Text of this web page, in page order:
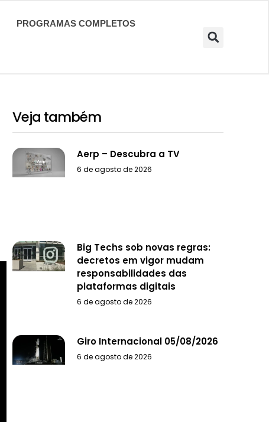
PROGRAMAS COMPLETOS
Veja também
Aerp – Descubra a TV
6 de agosto de 2026
Big Techs sob novas regras:
decretos em vigor mudam
responsabilidades das
plataformas digitais
6 de agosto de 2026
Giro Internacional 05/08/2026
6 de agosto de 2026